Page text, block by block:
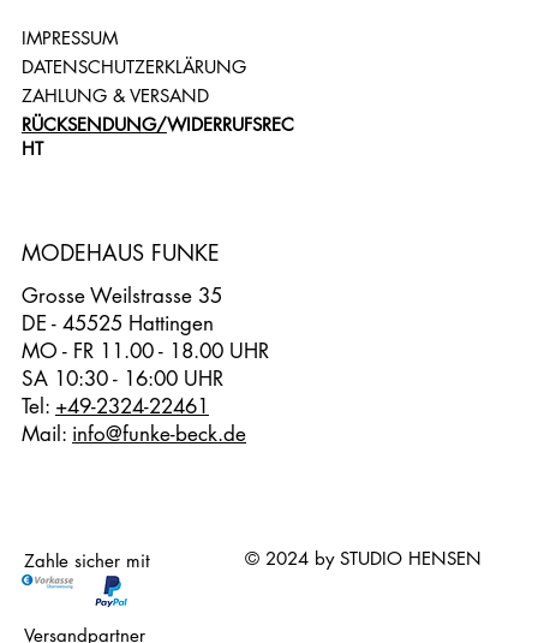
IMPRESSUM
DATENSCHUTZERKLÄRUNG
ZAHLUNG & VERSAND
RÜCKSENDUNG/WIDERRUFSREC
HT
Grosse Weilstrasse 35
DE - 45525 Hattingen
MO - FR 11.00 - 18.00 UHR
SA 10:30 - 16:00 UHR
Tel: +49-2324-22461
Mail: info@funke-beck.de
MODEHAUS FUNKE
Versandpartner
Zahle sicher mit © 2024 by STUDIO HENSEN